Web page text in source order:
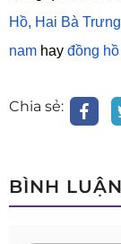
Hồ, Hai Bà
nam hay đồng
Chia sẻ:
BÌNH LUẬN